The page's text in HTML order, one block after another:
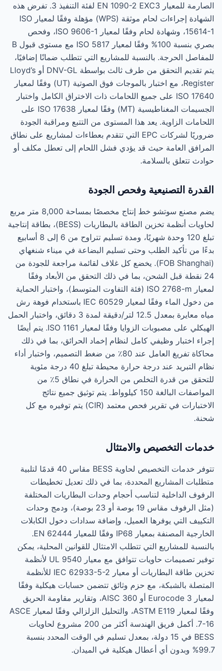
الصارمة للمعيار EN 1090-2 EXC3 لفئة التنفيذ 3. تفرض هذه
الشهادة إجراءات لحام موثقة (WPS) مؤهلة وفقًا لمعيار ISO
15614-1، وشهادة لحام وفقًا لمعيار ISO 9606-1، وفحص
بصري بنسبة 100% وفقًا لمعيار ISO 5817 مع مستوى قبول B
للمفاصل الحرجة. بالنسبة للمشاريع التي تتطلب ضمانًا إضافيًا،
يتم تقديم التحقق من طرف ثالث بواسطة DNV-GL أو Lloyd’s
Register، مع اختبار بالموجات فوق الصوتية (UT) وفقًا لمعيار
ISO 17640 على جميع اللحامات ذات الاختراق الكامل واختبار
الجسيمات المغناطيسية (MT) وفقًا لمعيار ISO 17638 على
اللحامات الزاوية. يعد هذا المستوى من التتبع ومراقبة الجودة
ضروريًا لشركات EPC التي تتقدم بعطاءات لمشاريع على نطاق
المرافق العامة حيث قد يؤدي فشل اللحام إلى تعطل مكلف أو
حوادث تتعلق بالسلامة.
القدرة التصنيعية وفحص الجودة
يضم مصنع سوتشو خط إنتاج مخصصًا بمساحة 8,000 متر مربع
لحاويات أنظمة تخزين الطاقة بالبطاريات (BESS)، بطاقة إنتاجية
تبلغ 120 وحدة شهريًا، ومدة تسليم تتراوح من 6 إلى 8 أسابيع
بدءًا من تأكيد الطلب وحتى تسليم البضاعة في ميناء شنغهاي
(FOB Shanghai). يخضع كل غلاف لقائمة مراجعة للجودة من
24 نقطة قبل الشحن، بما في ذلك التحقق من الأبعاد وفقًا
لمعيار ISO 2768-m (فئة التفاوت المتوسط)، واختبار الحماية
من دخول الماء وفقًا لمعيار IEC 60529 باستخدام فوهة رش
مياه معايرة بمعدل 12.5 لتر/دقيقة لمدة 3 دقائق، واختبار الحمل
الهيكلي على مصبوبات الزوايا وفقًا لمعيار ISO 1161. يتم أيضًا
إجراء اختبار وظيفي كامل لنظام إخماد الحرائق، بما في ذلك
محاكاة تفريغ العامل عند 80٪ من ضغط التصميم، واختبار أداء
نظام التبريد عند درجة حرارة محيطة تبلغ 40 درجة مئوية
للتحقق من قدرة التخلص من الحرارة في نطاق 5٪ من
المواصفات البالغة 150 كيلوواط. يتم توثيق جميع نتائج
الاختبارات في تقرير فحص معتمد (CIR) يتم توفيره مع كل
شحنة.
خدمات التخصيص والامتثال
تتوفر خدمات التخصيص لحاوية BESS مقاس 40 قدمًا لتلبية
متطلبات المشاريع المحددة، بما في ذلك تعديل تخطيطات
الرفوف الداخلية لتناسب أحجام وحدات البطاريات المختلفة
(مثل الرفوف مقاس 19 بوصة أو 23 بوصة)، ودمج وحدات
التكييف التي يوفرها العميل، وإضافة سدادات دخول الكابلات
الخارجية المصنفة بمعيار IP68 وفقًا للمعيار EN 62444.
بالنسبة للمشاريع التي تتطلب الامتثال للقوانين المحلية، يمكن
توفير تصميمات حاويات تتوافق مع معيار UL 9540 لأنظمة
تخزين طاقة البطاريات أو معيار IEC 62933-5-2 للأنظمة
المتصلة بالشبكة، مع حزم وثائق تتضمن حسابات هيكلية وفقًا
لمعيار Eurocode 3 أو AISC 360، وتقارير مقاومة الحريق
وفقًا لمعيار ASTM E119، والتحليل الزلزالي وفقًا لمعيار ASCE
7-16. أكمل فريق الهندسة أكثر من 200 مشروع لحاويات
BESS في 15 دولة، بمعدل تسليم في الوقت المحدد بنسبة
99.7% وبدون أي أعطال هيكلية في الميدان.